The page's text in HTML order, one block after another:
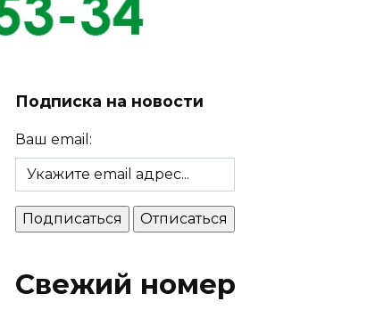
Подписка на новости
Ваш email:
Свежий номер